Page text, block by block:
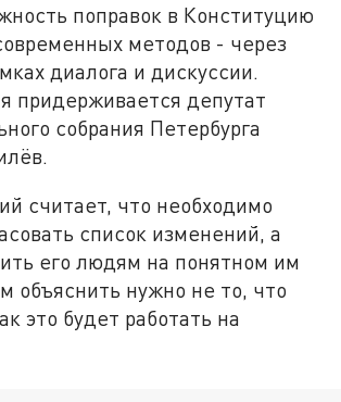
поправок в Конституцию
методов - через
диалога и дискуссии.
придерживается депутат
собрания Петербурга
считает, что необходимо
список изменений, а
его людям на понятном им
объяснить нужно не то, что
это будет работать на